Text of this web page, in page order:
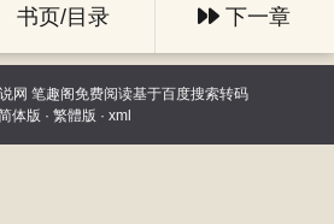
书页/目录 下一章
网 笔趣阁免费阅读基于百度搜索转码
体版 · 繁體版 · xml